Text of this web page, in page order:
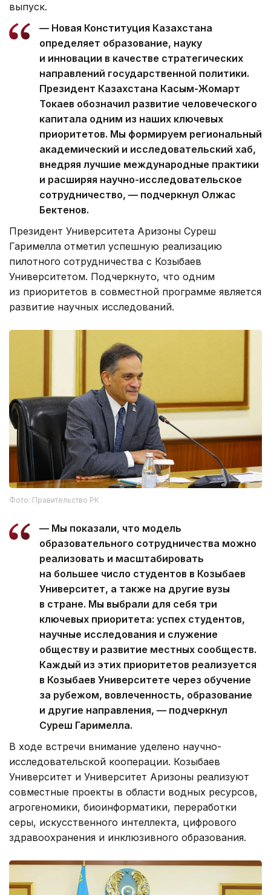
выпуск.
— Новая Конституция Казахстана
определяет образование, науку
и инновации в качестве стратегических
направлений государственной политики.
Президент Казахстана Касым-Жомарт
Токаев обозначил развитие человеческого
капитала одним из наших ключевых
приоритетов. Мы формируем региональный
академический и исследовательский хаб,
внедряя лучшие международные практики
и расширяя научно-исследовательское
сотрудничество, — подчеркнул Олжас
Бектенов.
Президент Университета Аризоны Суреш
Гаримелла отметил успешную реализацию
пилотного сотрудничества с Козыбаев
Университетом. Подчеркнуто, что одним
из приоритетов в совместной программе является
развитие научных исследований.
Фото: Правительство РК
— Мы показали, что модель
образовательного сотрудничества можно
реализовать и масштабировать
на большее число студентов в Козыбаев
Университет, а также на другие вузы
в стране. Мы выбрали для себя три
ключевых приоритета: успех студентов,
научные исследования и служение
обществу и развитие местных сообществ.
Каждый из этих приоритетов реализуется
в Козыбаев Университете через обучение
за рубежом, вовлеченность, образование
и другие направления, — подчеркнул
Суреш Гаримелла.
В ходе встречи внимание уделено научно-
исследовательской кооперации. Козыбаев
Университет и Университет Аризоны реализуют
совместные проекты в области водных ресурсов,
агрогеномики, биоинформатики, переработки
серы, искусственного интеллекта, цифрового
здравоохранения и инклюзивного образования.